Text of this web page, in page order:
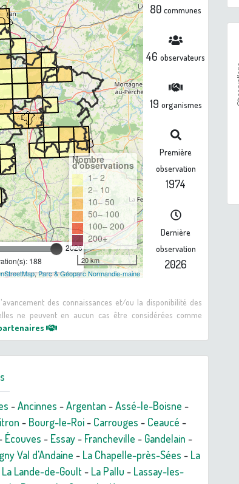
2026
188
Nombre
d'observations
1– 2
2– 10
10– 50
50– 100
100– 200
200+
20 km
,Parc & Géoparc Normandie-maine
80 communes
46 observateurs
19 organismes
Première
observation
1974
Dernière
observation
2026
des connaissances et/ou la disponibilité des
ne peuvent en aucun cas être considérées comme
-Ancinnes -Argentan -Assé-le-Boisne -
- Bourg-le-Roi- Carrouges - Ceaucé -
Écouves - Essay- Francheville - Gandelain -
Val d'Andaine - La Chapelle-près-Sées - La
La Lande-de-Goult- La Pallu - Lassay-les-